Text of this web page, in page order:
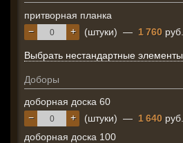
притворная планка
+
− (штуки) — 1 760 руб.
Выбрать нестандартные элементы
Доборы
доборная доска 60
+
− (штуки) — 1 640 руб.
доборная доска 100